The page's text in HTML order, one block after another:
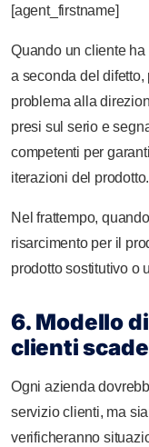
[agent_firstname]
Quando un cliente
a seconda del difetto,
problema alla
presi sul serio e
competenti per
iterazioni del prodotto.
Nel frattempo,
risarcimento per il
prodotto sostitutivo o
6. Modello
clienti
Ogni azienda
servizio clienti, ma
verificheranno